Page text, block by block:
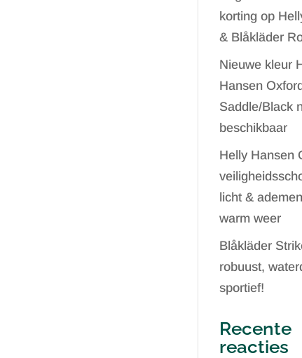
korting op
& Blåkläder
Nieuwe kleur
Hansen
Saddle/Black
beschikbaar
Helly Hansen
licht &
warm weer
Blåkläder
robuust,
sportief!
Recente
reacties